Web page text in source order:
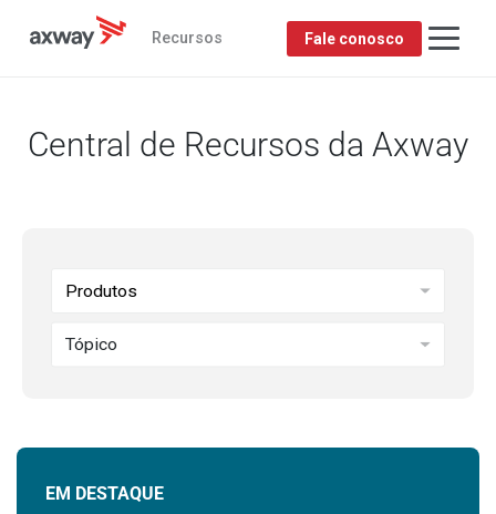
Recursos Fale conosco
Central de Recursos da Axway
Produtos
Tópico
EM DESTAQUE